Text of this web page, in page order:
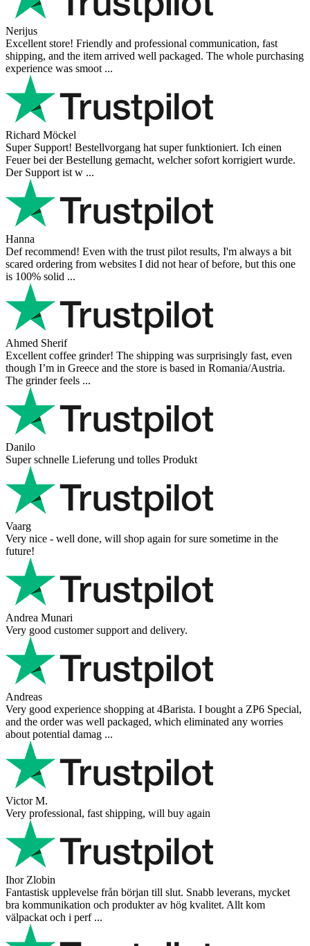
Nerijus
Excellent store! Friendly and professional communication, fast
shipping, and the item arrived well packaged. The whole purchasing
experience was smoot ...
Richard Möckel
Super Support! Bestellvorgang hat super funktioniert. Ich einen
Feuer bei der Bestellung gemacht, welcher sofort korrigiert wurde.
Der Support ist w ...
Hanna
Def recommend! Even with the trust pilot results, I'm always a bit
scared ordering from websites I did not hear of before, but this one
is 100% solid ...
Ahmed Sherif
Excellent coffee grinder! The shipping was surprisingly fast, even
though I’m in Greece and the store is based in Romania/Austria.
The grinder feels ...
Danilo
Super schnelle Lieferung und tolles Produkt
Vaarg
Very nice - well done, will shop again for sure sometime in the
future!
Andrea Munari
Very good customer support and delivery.
Andreas
Very good experience shopping at 4Barista. I bought a ZP6 Special,
and the order was well packaged, which eliminated any worries
about potential damag ...
Victor M.
Very professional, fast shipping, will buy again
Ihor Zlobin
Fantastisk upplevelse från början till slut. Snabb leverans, mycket
bra kommunikation och produkter av hög kvalitet. Allt kom
välpackat och i perf ...